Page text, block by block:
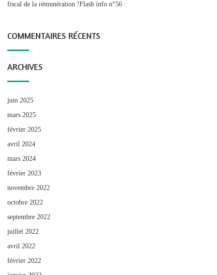
fiscal de la rémunération !Flash info n°56 :
COMMENTAIRES RÉCENTS
ARCHIVES
juin 2025
mars 2025
février 2025
avril 2024
mars 2024
février 2023
novembre 2022
octobre 2022
septembre 2022
juillet 2022
avril 2022
février 2022